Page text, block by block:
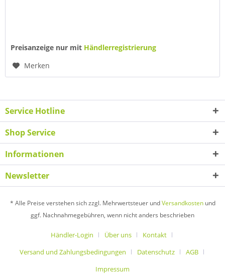
Preisanzeige nur mit Händlerregistrierung
Merken
Service Hotline
Shop Service
Informationen
Newsletter
* Alle Preise verstehen sich zzgl. Mehrwertsteuer undVersandkostenund
ggf. Nachnahmegebühren, wenn nicht anders beschrieben
Händler-Login Über uns
Kontakt
Versand und Zahlungsbedingungen
Datenschutz
AGB
Impressum